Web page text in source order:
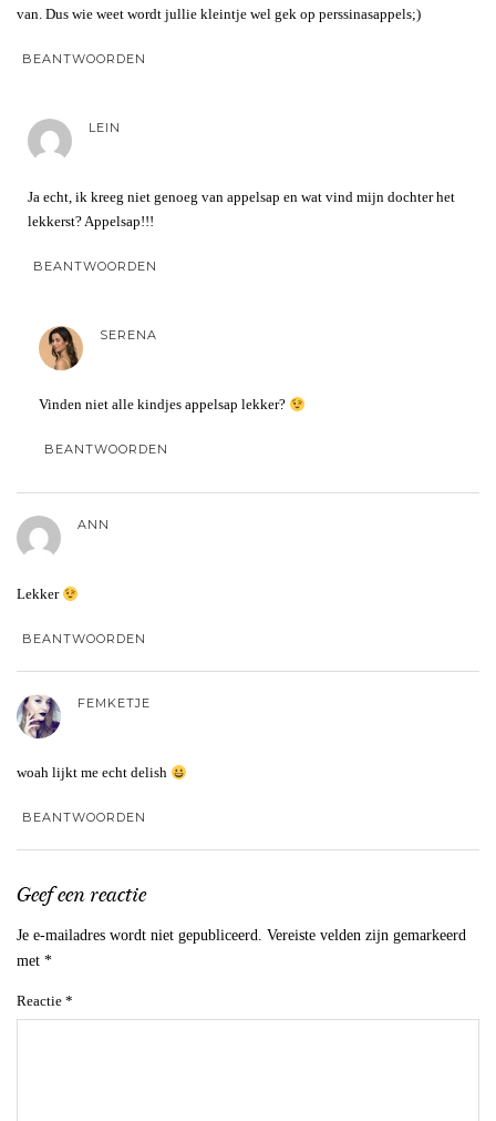
van. Dus wie weet wordt jullie kleintje wel gek op perssinasappels;)
BEANTWOORDEN
LEIN
Ja echt, ik kreeg niet genoeg van appelsap en wat vind mijn dochter het
lekkerst? Appelsap!!!
BEANTWOORDEN
SERENA
Vinden niet alle kindjes appelsap lekker?
BEANTWOORDEN
ANN
Lekker
BEANTWOORDEN
FEMKETJE
woah lijkt me echt delish
BEANTWOORDEN
Geef een reactie
Je e-mailadres wordt niet gepubliceerd. Vereiste velden zijn gemarkeerd
met *
Reactie *